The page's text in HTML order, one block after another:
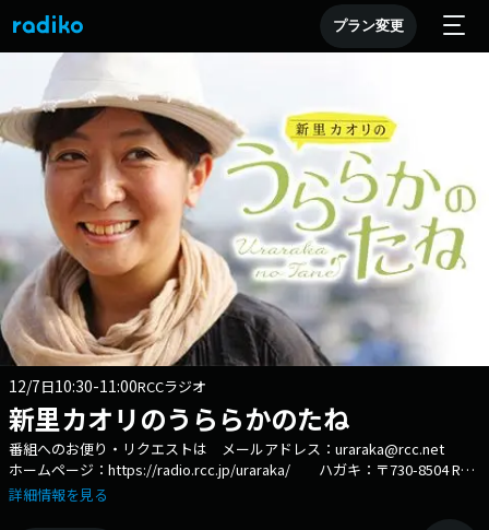
プラン変更
12/7日10:30-11:00RCCラジオ
新里カオリのうららかのたね
番組へのお便り・リクエストは メールアドレス：uraraka@rcc.net
ホームページ：https://radio.rcc.jp/uraraka/ ハガキ：〒730-8504 RCC
ラジオ「うららかのたね」 Twitter：#私もSDGs をつけてつぶやいてく
詳細情報を見る